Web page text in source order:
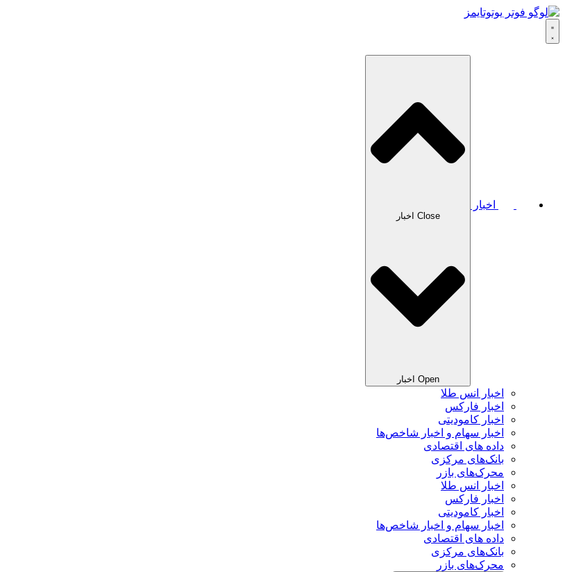
اخبار
Close اخبار
Open اخبار
اخبار انس طلا
اخبار فارکس
اخبار کامودیتی
اخبار سهام و اخبار شاخص‌ها
داده های اقتصادی
بانک‌های مرکزی
محرک‌های بازر
اخبار انس طلا
اخبار فارکس
اخبار کامودیتی
اخبار سهام و اخبار شاخص‌ها
داده های اقتصادی
بانک‌های مرکزی
محرک‌های بازر